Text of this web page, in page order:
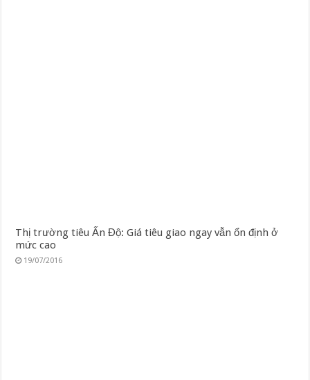
Thị trường tiêu Ấn Độ: Giá tiêu giao ngay vẫn ổn định ở
mức cao
19/07/2016